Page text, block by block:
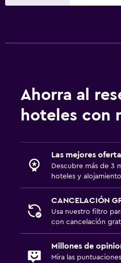
Ahorra al
hoteles con
Las mejores
Descubre más de 3
hoteles y
CANCELACIÓN
Usa nuestro filtro
con cancelación
Millones de
Mira las